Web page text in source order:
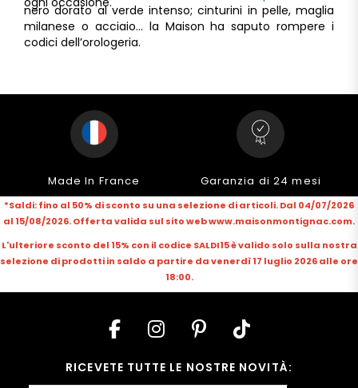
nero dorato al verde intenso; cinturini in pelle, maglia
milanese o acciaio… la Maison ha saputo rompere i
codici dell’orologeria.
Made In France Garanzia di 24 mesi
*Saldi: fino al 50% di sconto su una selezione di articoli. Dal 04/07/2026
al 15/08/2026. Offerta valida sul sito web www.maisonmontignac.com.
L'ulteriore sconto del 15% con il codice SALDI15 è valido solo sulla nostra
selezione di prodotti in saldo a partire da venerdì 17 luglio 2026 alle ore
18:00.
RICEVETE TUTTE LE NOSTRE NOVITÀ: